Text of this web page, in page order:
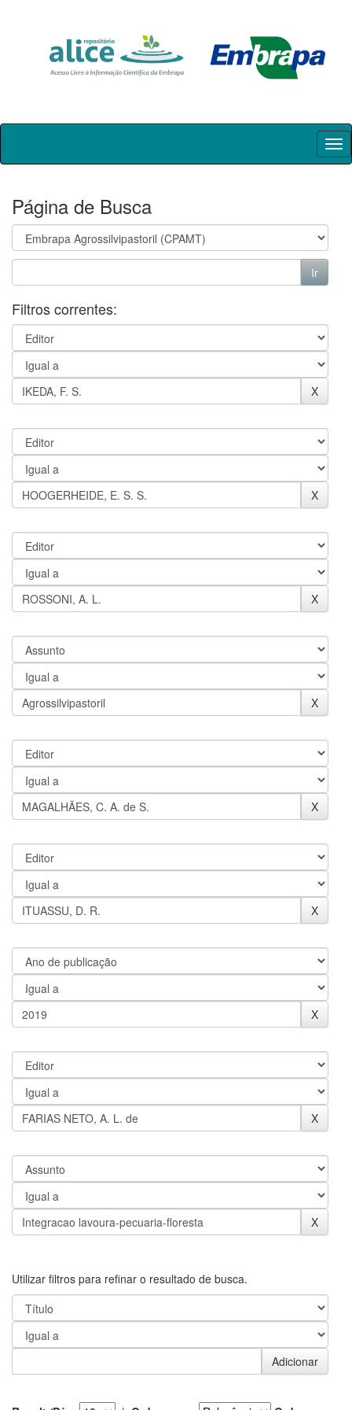
Skip
Página de Busca
Filtros correntes:
Utilizar filtros para refinar o resultado de busca.